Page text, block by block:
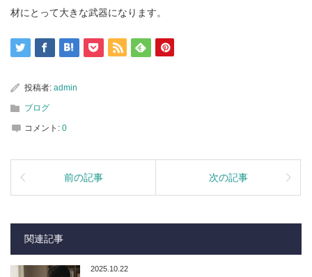
材にとって大きな武器になります。
投稿者: admin
ブログ
コメント: 0
前の記事 次の記事
関連記事
2025.10.22